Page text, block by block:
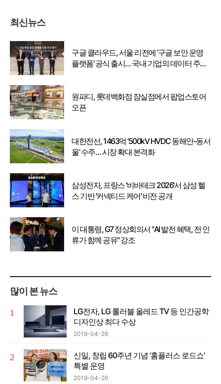
최신뉴스
구글 클라우드, 서울 리전에 ‘구글 보안 운영
플랫폼’ 공식 출시… 국내 기업의 데이터 주권
원파디, 롯데백화점 잠실점에서 팝업스토어
오픈
대한전선, 1463억 ‘500kV HVDC 동해안-동서
울’ 수주… 시장 확대 본격화
삼성전자, 프랑스 '비바테크 2026'서 삼성 헬
스 기반 '커넥티드 케어' 비전 공개
이 대통령, G7 정상회의서 "AI 발전 혜택, 전 인
류가 함께 공유" 강조
많이 본 뉴스
LG전자, LG 롤러블 올레드 TV 등 인간공학
디자인상 최다 수상
2019-04-26
신일, 창립 60주년 기념 ‘홈플러스 로드쇼’
특별 운영
2019-04-26